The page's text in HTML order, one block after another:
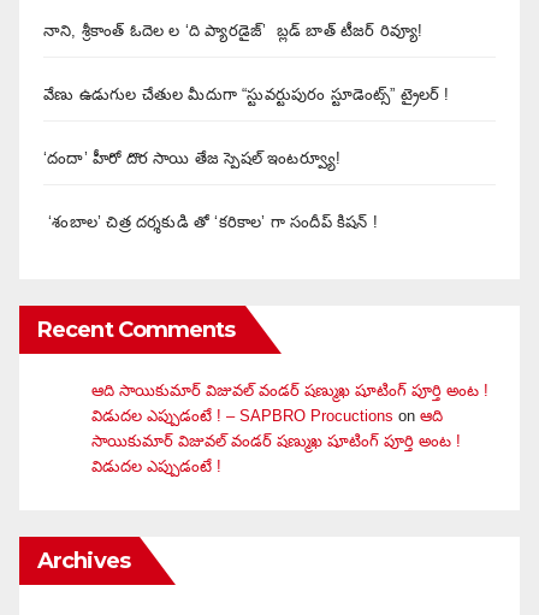
నాని, శ్రీకాంత్ ఓదెల ల ‘ది ప్యారడైజ్’ బ్లడ్ బాత్ టీజర్ రివ్యూ!
వేణు ఉడుగుల చేతుల మీదుగా “స్టువర్టుపురం స్టూడెంట్స్” ట్రైలర్ !
‘దందా’ హీరో దొర సాయి తేజ స్పెషల్ ఇంటర్వ్యూ!
‘శంబాల’ చిత్ర దర్శకుడి తో ‘కరికాల’ గా సందీప్ కిషన్ !
Recent Comments
ఆది సాయికుమార్ విజువ‌ల్ వండ‌ర్ ష‌ణ్ముఖ షూటింగ్ పూర్తి అంట !
విడుదల ఎప్పుడంటే ! – SAPBRO Procuctions on ఆది
సాయికుమార్ విజువ‌ల్ వండ‌ర్ ష‌ణ్ముఖ షూటింగ్ పూర్తి అంట !
విడుదల ఎప్పుడంటే !
Archives